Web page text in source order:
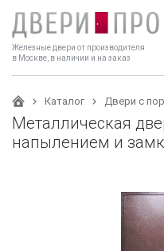
Железные двери от производителя
в Москве, в наличии и на заказ
Каталог Двери с
Металлическая
напылением и